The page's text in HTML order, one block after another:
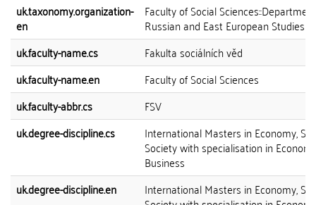
uk.taxonomy.organization-
en
Faculty of Social
Russian and East European Studies
uk.faculty-name.cs
Fakulta sociálních věd
uk.faculty-name.en
Faculty of Social Sciences
uk.faculty-abbr.cs
FSV
uk.degree-discipline.cs
International Masters in Economy,
Society with specialisation in
Business
uk.degree-discipline.en
International Masters in Economy,